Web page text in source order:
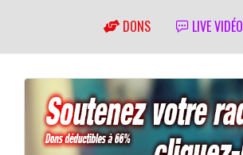
DONS LIVE VIDÉO